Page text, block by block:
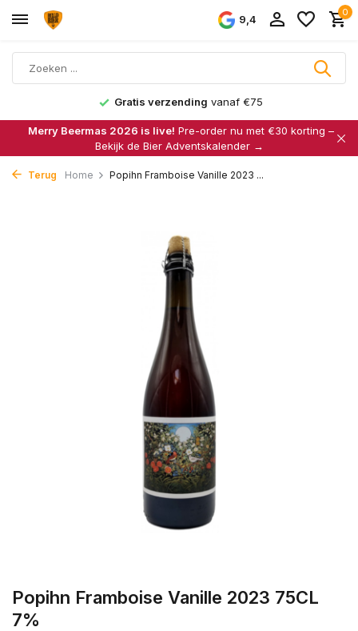
9,4
0
Gratis verzending vanaf €75
Merry Beermas 2026 is live! Pre-order nu met €30 korting –
Bekijk de Bier Adventskalender →
Terug Home Popihn Framboise Vanille 2023 ...
Popihn Framboise Vanille 2023 75CL
7%